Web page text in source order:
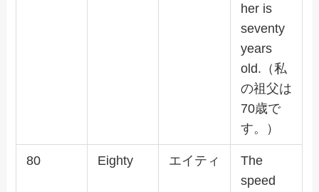
her is
seventy
years
old.（私
の祖父は
70歳で
す。）
80 Eighty エイティ
The
speed